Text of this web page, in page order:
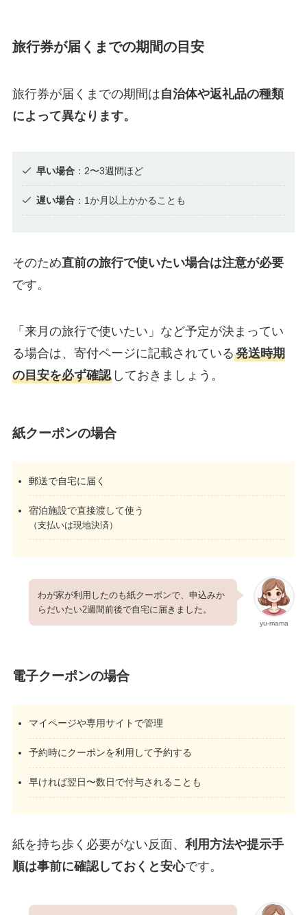
旅行券が届くまでの期間の目安
旅行券が届くまでの期間は自治体や返礼品の種類
によって異なります。
早い場合：2〜3週間ほど
遅い場合：1か月以上かかることも
そのため直前の旅行で使いたい場合は注意が必要
です。
「来月の旅行で使いたい」など予定が決まってい
る場合は、寄付ページに記載されている発送時期
の目安を必ず確認しておきましょう。
紙クーポンの場合
郵送で自宅に届く
宿泊施設で直接渡して使う
（支払いは現地決済）
yu-mama
わが家が利用したのも紙クーポンで、申込みか
らだいたい2週間前後で自宅に届きました。
電子クーポンの場合
マイページや専用サイトで管理
予約時にクーポンを利用して予約する
早ければ翌日〜数日で付与されることも
紙を持ち歩く必要がない反面、 利用方法や提示手
順は事前に確認しておくと安心です。